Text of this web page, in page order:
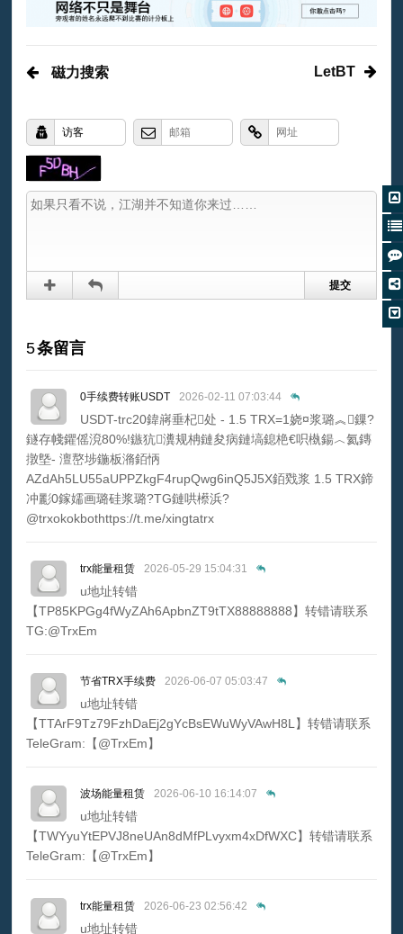
磁力搜索 LetBT
5条留言
0手续费转账USDT 2026-02-11 07:03:44
USDT-trc20鍏嶈垂杞处 - 1.5 TRX=1娆¤浆璐︽鏁?
鐩存帴鑺傜渷80%!鏃犺瀵规柟鏈夋病鏈塙鎴栬€呮槸鍚︿氦鏄
撴墍- 澶嶅埗鍦板潃銆怲
AZdAh5LU55aUPPZkgF4rupQwg6inQ5J5X銆戣浆 1.5 TRX鍗
冲彲0鎵嬬画璐硅浆璐?TG鏈哄櫒浜?
@trxokokbothttps://t.me/xingtatrx
trx能量租赁 2026-05-29 15:04:31
u地址转错
【TP85KPGg4fWyZAh6ApbnZT9tTX88888888】转错请联系
TG:@TrxEm
节省TRX手续费 2026-06-07 05:03:47
u地址转错
【TTArF9Tz79FzhDaEj2gYcBsEWuWyVAwH8L】转错请联系
TeleGram:【@TrxEm】
波场能量租赁 2026-06-10 16:14:07
u地址转错
【TWYyuYtEPVJ8neUAn8dMfPLvyxm4xDfWXC】转错请联系
TeleGram:【@TrxEm】
trx能量租赁 2026-06-23 02:56:42
u地址转错